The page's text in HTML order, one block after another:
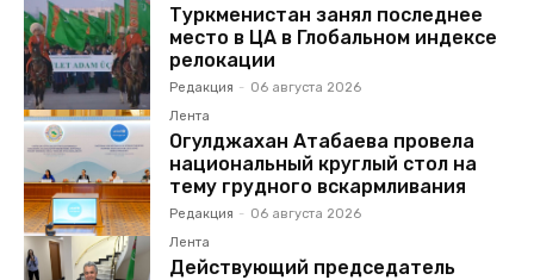
Туркменистан занял последнее
место в ЦА в Глобальном индексе
релокации
Редакция - 06 августа 2026
Лента
Огулджахан Атабаева провела
национальный круглый стол на
тему грудного вскармливания
Редакция - 06 августа 2026
Лента
Действующий председатель